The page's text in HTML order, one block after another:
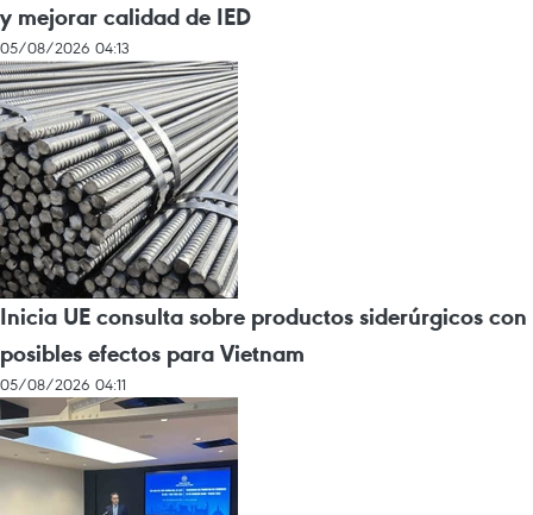
y mejorar calidad de IED
05/08/2026 04:13
Inicia UE consulta sobre productos siderúrgicos con
posibles efectos para Vietnam
05/08/2026 04:11